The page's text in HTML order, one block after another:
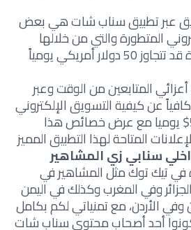
عبر تطبيق سناب شات هي بعض
المتطورة والتي من خلالها
أمريكي يومياً
المتابعين من الوقت وعبر
عن كيفية التسويق الإلكتروني
عبر سناب شات لربح 50$ يوميا مع عرض خصائص هذا
المتاحة لهذا التطبيق المميز
سنابي زي المشاهير
تيك توك مثل المشاهير في
وفي المغرب وكذلك في اليمن
الأردن، مع تمنياتي لكم بكامل
أحد أصحاب محتوى سناب شات